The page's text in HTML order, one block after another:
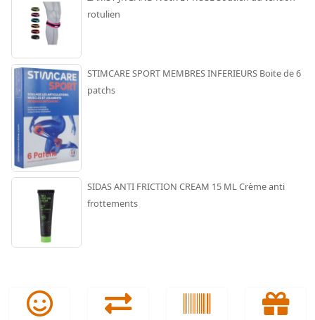
rotulien
STIMCARE SPORT MEMBRES INFERIEURS Boite de 6
patchs
SIDAS ANTI FRICTION CREAM 15 ML Crème anti
frottements